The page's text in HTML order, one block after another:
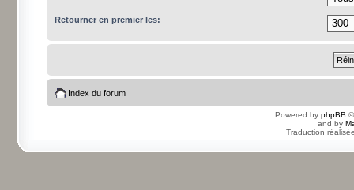
Retourner en premier les:
Index du forum
Powered by phpBB
and by
Traduction